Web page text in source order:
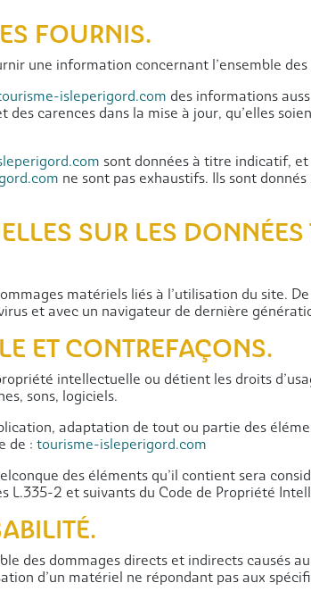
FOURNIS.
une information concernant l’ensemble
isleperigord.com des informations
carences dans la mise à jour, qu’elles
sont données à titre indicatif, et
ne sont pas exhaustifs. Ils sont
SUR LES
matériels liés à l’utilisation du site.
et avec un navigateur de dernière
ET CONTREFAÇONS.
intellectuelle ou détient les droits
sons, logiciels.
adaptation de tout ou partie des
de : tourisme-isleperigord.com
des éléments qu’il contient sera
L.335-2 et suivants du Code de Propriété
des dommages directs et indirects causés
d’un matériel ne répondant pas aux